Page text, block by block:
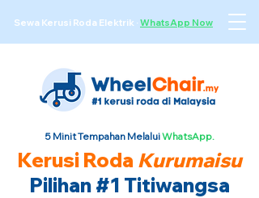
Sewa Kerusi Roda Elektrik · WhatsApp Now
5 Minit Tempahan MelaluiWhatsApp.
Kerusi Roda Kurumaisu
Pilihan #1 Titiwangsa